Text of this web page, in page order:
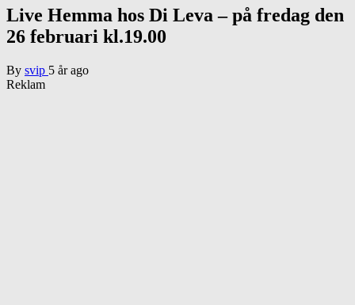
Live Hemma hos Di Leva – på fredag den
26 februari kl.19.00
By svip 5 år ago
Reklam